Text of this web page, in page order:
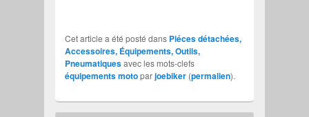
Cet article a été posté dans Piéces détachées,
Accessoires, Équipements, Outils,
Pneumatiquesavec les mots-clefs
équipements motoparjoebiker (permalien).